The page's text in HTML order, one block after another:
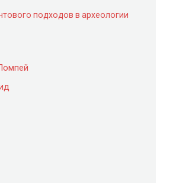
подходов в археологии